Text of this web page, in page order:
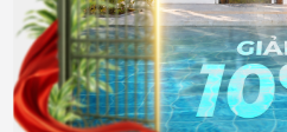
Full nội thất
4.800.000
đồng/Tháng